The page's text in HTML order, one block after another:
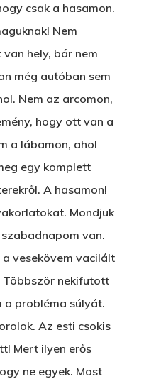
csak a hasamon.
Nem
hely, bár nem
még autóban sem
Nem az arcomon,
hogy ott van a
a lábamon, ahol
egy komplett
A hasamon!
Mondjuk
van.
a vesekövem vacilált
Többször nekifutott
a probléma súlyát.
Az esti csokis
Mert ilyen erős
ne egyek. Most
ELMENT A VILLAMOS
EGY BANKOT, ÖDÖN?
GYERE VELEM
A „BECSÜLETES”